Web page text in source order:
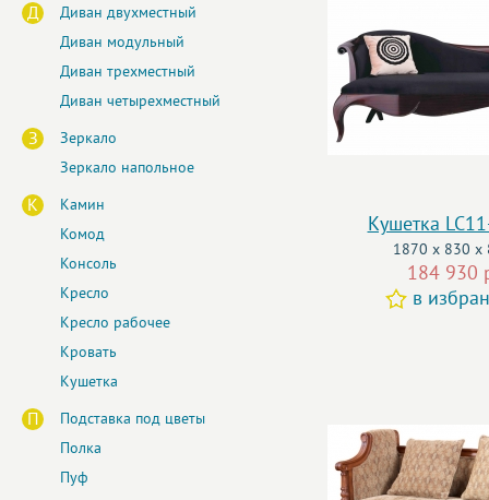
Д
Диван двухместный
Диван модульный
Диван трехместный
Диван четырехместный
З
Зеркало
Зеркало напольное
К
Камин
Комод
Консоль
Кресло
Кресло рабочее
Кровать
Кушетка
П
Подставка под цветы
Полка
Пуф
Кушетка
1870 x 830 x
184 930
в